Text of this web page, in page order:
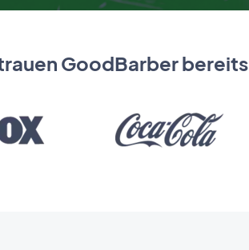
GoodBarber bereits